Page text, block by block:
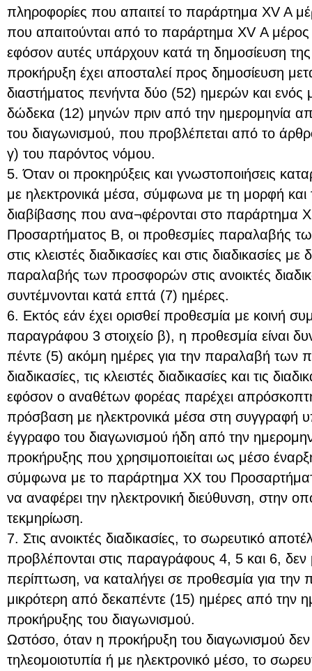
πληροφορίες που απαιτεί το παράρτημα XV A
που απαιτούνται από το παράρτημα XV Α
εφόσον αυτές υπάρχουν κατά τη δημοσίευση
προκήρυξη έχει αποσταλεί προς δημοσίευση
διαστήματος πενήντα δύο (52) ημερών και ενός
δώδεκα (12) μηνών πριν από την ημερομηνία
του διαγωνισμού, που προβλέπεται από το
γ) του παρόντος νόμου.
5. Όταν οι προκηρύξεις και γνωστοποιήσεις
με ηλεκτρονικά μέσα, σύμφωνα με τη μορφή και
διαβίβασης που ανα¬φέρονται στο παράρτημα
Προσαρτήματος Β, οι προθεσμίες παραλαβής
στις κλειστές διαδικασίες και στις διαδικασίες
παραλαβής των προσφορών στις ανοικτές
συντέμνονται κατά επτά (7) ημέρες.
6. Εκτός εάν έχει ορισθεί προθεσμία με κοινή
παραγράφου 3 στοιχείο β), η προθεσμία είναι
πέντε (5) ακόμη ημέρες για την παραλαβή των
διαδικασίες, τις κλειστές διαδικασίες και τις
εφόσον ο αναθέτων φορέας παρέχει
πρόσβαση με ηλεκτρονικά μέσα στη συγγραφή
έγγραφο του διαγωνισμού ήδη από την
προκήρυξης που χρησιμοποιείται ως μέσο
σύμφωνα με το παράρτημα ΧΧ του
να αναφέρει την ηλεκτρονική διεύθυνση, στην
τεκμηρίωση.
7. Στις ανοικτές διαδικασίες, το σωρευτικό
προβλέπονται στις παραγράφους 4, 5 και 6, δεν
περίπτωση, να καταλήγει σε προθεσμία για
μικρότερη από δεκαπέντε (15) ημέρες από την
προκήρυξης του διαγωνισμού.
Ωστόσο, όταν η προκήρυξη του διαγωνισμού δεν
τηλεομοιοτυπία ή με ηλεκτρονικό μέσο, το